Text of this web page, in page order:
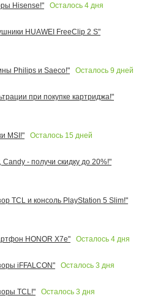
Hisense!"
Осталось 4 дня
HUAWEI FreeClip 2 S"
Philips и Saeco!"
Осталось 9 дней
при покупке картриджа!"
MSI!"
Осталось 15 дней
- получи скидку до 20%!"
TCL и консоль PlayStation 5 Slim!"
HONOR X7e"
Осталось 4 дня
iFFALCON"
Осталось 3 дня
TCL!"
Осталось 3 дня